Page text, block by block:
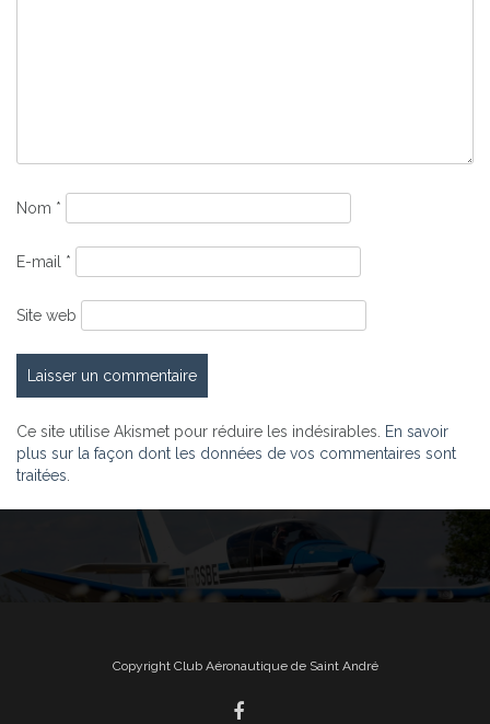
Nom *
E-mail *
Site web
Ce site utilise Akismet pour réduire les indésirables. En savoir
plus sur la façon dont les données de vos commentaires sont
traitées
Copyright Club Aéronautique de Saint André